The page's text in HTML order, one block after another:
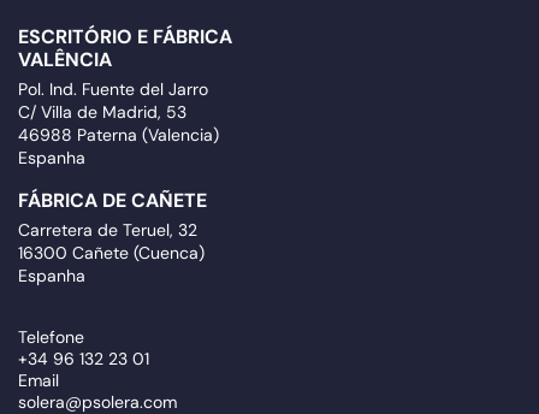
ESCRITÓRIO E FÁBRICA
VALÊNCIA
Pol. Ind. Fuente del Jarro
C/ Villa de Madrid, 53
46988 Paterna (Valencia)
Espanha
FÁBRICA DE CAÑETE
Carretera de Teruel, 32
16300 Cañete (Cuenca)
Espanha
Telefone
+34 96 132 23 01
Email
solera@psolera.com